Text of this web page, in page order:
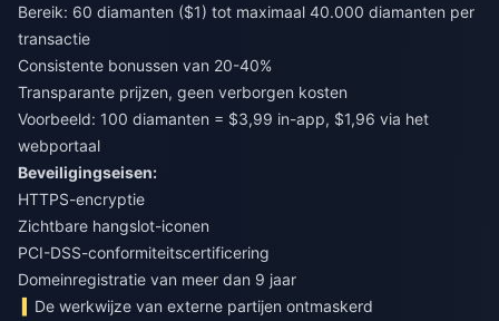
Bereik: 60 diamanten ($1) tot maximaal 40.000 diamanten per
transactie
Consistente bonussen van 20-40%
Transparante prijzen, geen verborgen kosten
Voorbeeld: 100 diamanten = $3,99 in-app, $1,96 via het
webportaal
Beveiligingseisen:
HTTPS-encryptie
Zichtbare hangslot-iconen
PCI-DSS-conformiteitscertificering
Domeinregistratie van meer dan 9 jaar
De werkwijze van externe partijen ontmaskerd